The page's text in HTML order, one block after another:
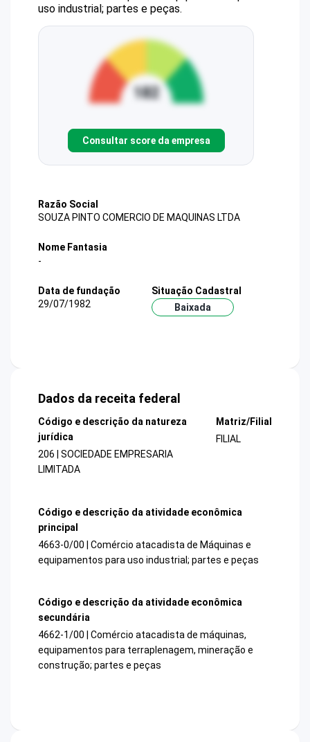
uso industrial; partes e peças.
Consultar score da empresa
Razão Social
SOUZA PINTO COMERCIO DE MAQUINAS LTDA
Nome Fantasia
-
Data de fundação
29/07/1982
Situação Cadastral
Baixada
Dados da receita federal
Código e descrição da natureza
jurídica
206 | SOCIEDADE EMPRESARIA
LIMITADA
Matriz/Filial
FILIAL
Código e descrição da atividade econômica
principal
4663-0/00 | Comércio atacadista de Máquinas e
equipamentos para uso industrial; partes e peças
Código e descrição da atividade econômica
secundária
4662-1/00 | Comércio atacadista de máquinas,
equipamentos para terraplenagem, mineração e
construção; partes e peças